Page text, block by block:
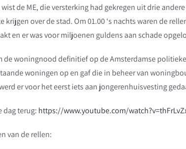
wist de ME, die versterking had gekregen uit drie
over de stad. Om 01.00 ‘s nachts waren de
en er was voor miljoenen guldens aan schade
de woningnood definitief op de Amsterdamse
woningen op en gaf die in beheer van
er voor het eerst iets aan jongerenhuisvesting
dag terug: https://www.youtube.com/
van de rellen: